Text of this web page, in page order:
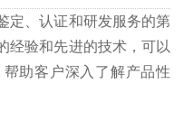
定、认证和研发服务的第
经验和先进的技术，可以
助客户深入了解产品性